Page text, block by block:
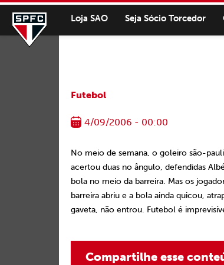
Loja SAO Seja Sócio Torcedor
Futebol
4/09/2006 - 00:00
No meio de semana, o goleiro são-
acertou duas no ângulo, defendidas
bola no meio da barreira. Mas os
barreira abriu e a bola ainda quicou,
gaveta, não entrou. Futebol é
Compartilhe esse